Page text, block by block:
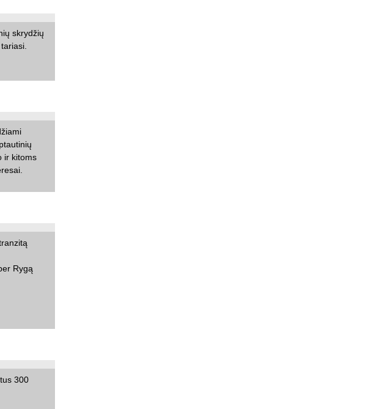
skrydžių
ir kitoms
Rygą
300